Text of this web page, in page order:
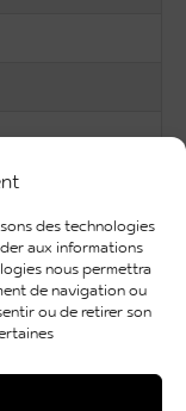
des technologies
aux informations
nous permettra
de navigation ou
ou de retirer son